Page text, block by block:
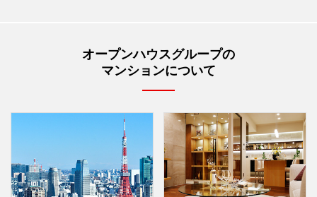
オープンハウスグループの
マンションについて